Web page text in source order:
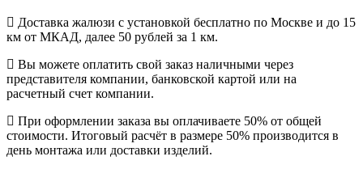
Доставка жалюзи с установкой бесплатно по Москве и до 15
км от МКАД, далее 50 рублей за 1 км.
Вы можете оплатить свой заказ наличными через
представителя компании, банковской картой или на
расчетный счет компании.
При оформлении заказа вы оплачиваете 50% от общей
стоимости. Итоговый расчёт в размере 50% производится в
день монтажа или доставки изделий.